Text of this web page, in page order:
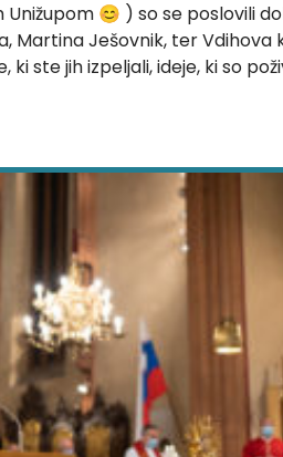
😊 ) so se poslovili
Martina Ješovnik, ter
ste jih izpeljali, ideje, ki so